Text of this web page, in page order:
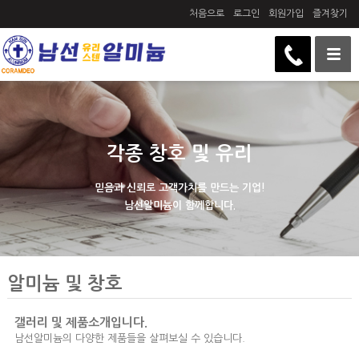
처음으로 로그인 회원가입 즐겨찾기
각종 창호 및 유리
믿음과 신뢰로 고객가치를 만드는 기업!
남선알미늄이 함께합니다.
알미늄 및 창호
갤러리 및 제품소개입니다.
남선알미늄의 다양한 제품들을 살펴보실 수 있습니다.